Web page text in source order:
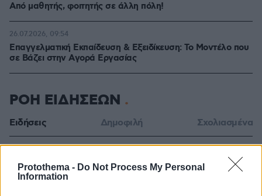
Protothema - Do Not Process My Personal
Information
Από μαθητής, φοιτητής σε άλλη πόλη!
Επαγγελματική Εκπαίδευση & Εξειδίκευση: Το Mοντέλο που
σε Bάζει στην Aγορά Eργασίας
26.07.2026, 09:54
ΡΟΗ ΕΙΔΗΣΕΩΝ
Ειδήσεις Δημοφιλή Σχολιασμένα
Τα σοβαρά λάθη που κάνουμε και επηρεάζεται η υγεία
του σκύλου μας